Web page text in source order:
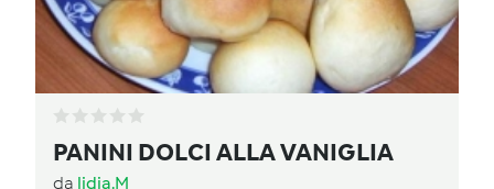
PANINI DOLCI ALLA VANIGLIA
da lidia.M